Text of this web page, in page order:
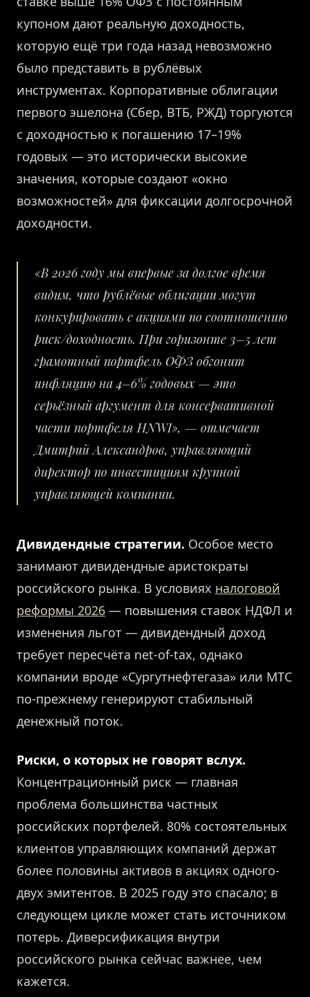
купоном дают реальную доходность,
которую ещё три года назад невозможно
было представить в рублёвых
инструментах. Корпоративные облигации
первого эшелона (Сбер, ВТБ, РЖД) торгуются
с доходностью к погашению 17–19%
годовых — это исторически высокие
значения, которые создают «окно
возможностей» для фиксации долгосрочной
доходности.
«В 2026 году мы впервые за долгое время
видим, что рублёвые облигации могут
конкурировать с акциями по соотношению
риск/доходность. При горизонте 3–5 лет
грамотный портфель ОФЗ обгонит
инфляцию на 4–6% годовых — это
серьёзный аргумент для консервативной
части портфеля HNWI», — отмечает
Дмитрий Александров, управляющий
директор по инвестициям крупной
управляющей компании.
Дивидендные стратегии. Особое место
занимают дивидендные аристократы
российского рынка. В условиях налоговой
реформы 2026 — повышения ставок НДФЛ и
изменения льгот — дивидендный доход
требует пересчёта net-of-tax, однако
компании вроде «Сургутнефтегаза» или МТС
по-прежнему генерируют стабильный
денежный поток.
Риски, о которых не говорят вслух.
Концентрационный риск — главная
проблема большинства частных
российских портфелей. 80% состоятельных
клиентов управляющих компаний держат
более половины активов в акциях одного-
двух эмитентов. В 2025 году это спасало; в
следующем цикле может стать источником
потерь. Диверсификация внутри
российского рынка сейчас важнее, чем
кажется.